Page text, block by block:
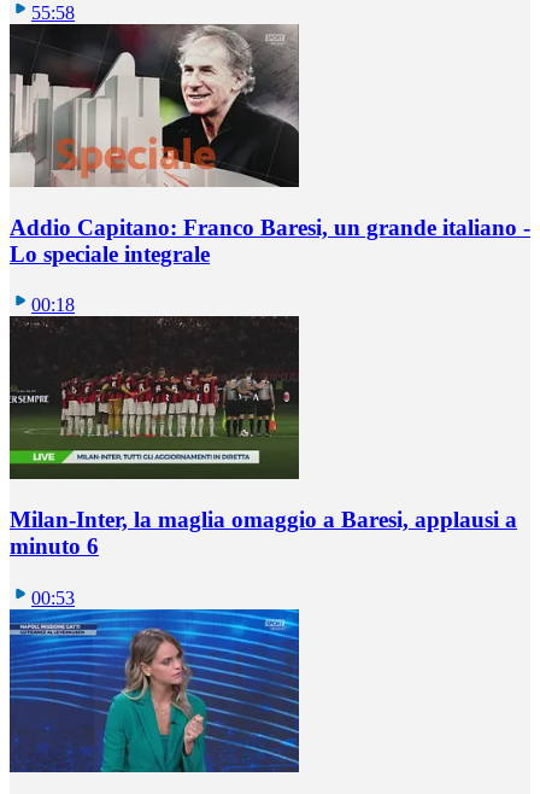
55:58
Addio Capitano: Franco Baresi, un grande italiano -
Lo speciale integrale
00:18
Milan-Inter, la maglia omaggio a Baresi, applausi a
minuto 6
00:53